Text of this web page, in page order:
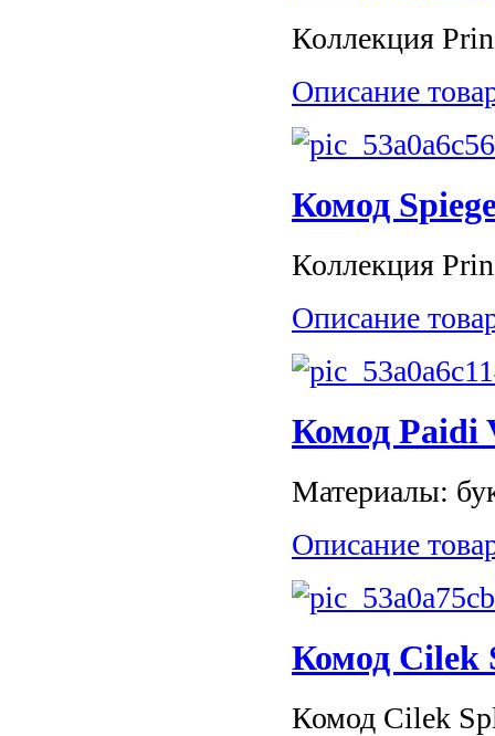
Коллекция
Описание
Комод
Коллекция
Описание
Комод Paidi
Материалы:
Описание
Комод Cilek
Комод Cilek